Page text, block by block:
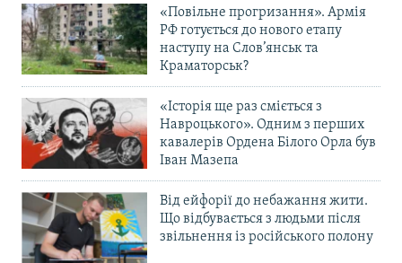
«Повільне прогризання». Армія
РФ готується до нового етапу
наступу на Слов’янськ та
Краматорськ?
«Історія ще раз сміється з
Навроцького». Одним з перших
кавалерів Ордена Білого Орла був
Іван Мазепа
Від ейфорії до небажання жити.
Що відбувається з людьми після
звільнення із російського полону